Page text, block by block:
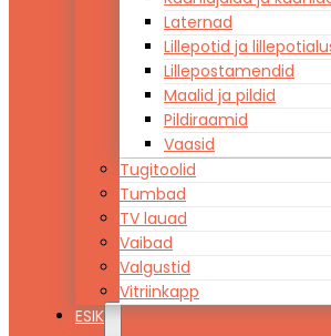
Laternad
Lillepotid ja
Lillepostamendid
Maalid ja pildid
Pildiraamid
Vaasid
Tugitoolid
Tumbad
TV lauad
Vaibad
Valgustid
Vitriinkapp
ESIK